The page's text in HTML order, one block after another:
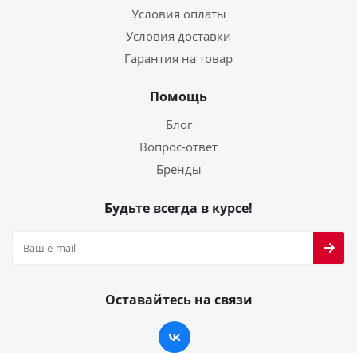
Условия оплаты
Условия доставки
Гарантия на товар
Помощь
Блог
Вопрос-ответ
Бренды
Будьте всегда в курсе!
Оставайтесь на связи